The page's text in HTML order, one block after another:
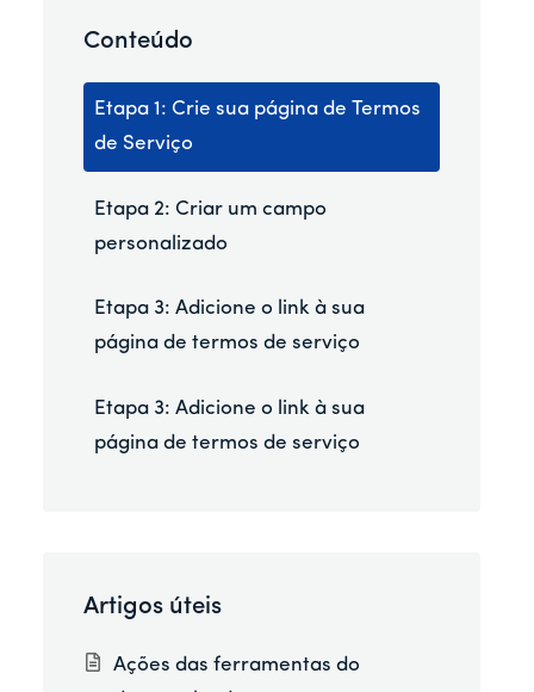
Conteúdo
Etapa 1: Crie sua página de Termos
de Serviço
Etapa 2: Criar um campo
personalizado
Etapa 3: Adicione o link à sua
página de termos de serviço
Etapa 3: Adicione o link à sua
página de termos de serviço
Artigos úteis
Ações das ferramentas do